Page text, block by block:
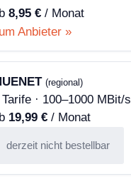
8,95 € / Monat
Anbieter »
(regional)
Tarife · 100–1000 MBit/s
19,99 € / Monat
derzeit nicht bestellbar